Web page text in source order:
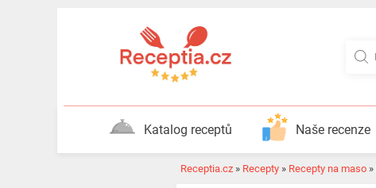
Katalog receptů Naše recenze
Receptia.cz » Recepty » Recepty na maso »